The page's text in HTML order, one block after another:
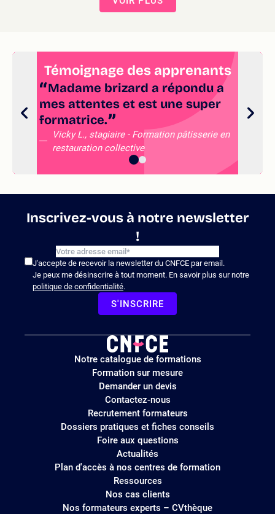
Témoignage des apprenants
Madame brizard a répondu a
mes attentes et est une super
formatrice.
Vicky L., stagiaire - Formation pâtisserie en
restauration collective
Inscrivez-vous à notre newsletter
!
J'accepte de recevoir la newsletter du CNFCE par email.
Je peux me désinscrire à tout moment. En savoir plus sur notre
politique de confidentialité.
S'INSCRIRE
Logo
site
Notre catalogue de formations
Formation sur mesure
Demander un devis
Contactez-nous
Recrutement formateurs
Dossiers pratiques et fiches conseils
Foire aux questions
Actualités
Plan d'accès à nos centres de formation
Ressources
Nos cas clients
Nos formateurs experts – CVthèque